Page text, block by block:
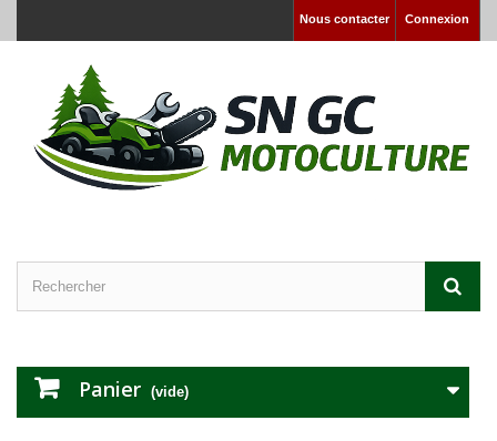
Connexion
Nous contacter
Panier (vide)